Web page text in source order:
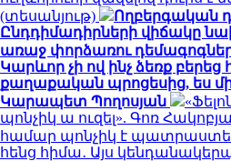
(տեսանյութ)
Ողբերգական
Ընդդիմադիրների վիճակը
առաջ փորձառու
Կարևոր չի ով ինչ ձեռք
քաղաքական պրոցեսից, ես
Կարապետ Պողոսյան
պոնչիկ ա ուզել». Գոռ
համար պոնչիկ է
հենց հիմա․ Այս